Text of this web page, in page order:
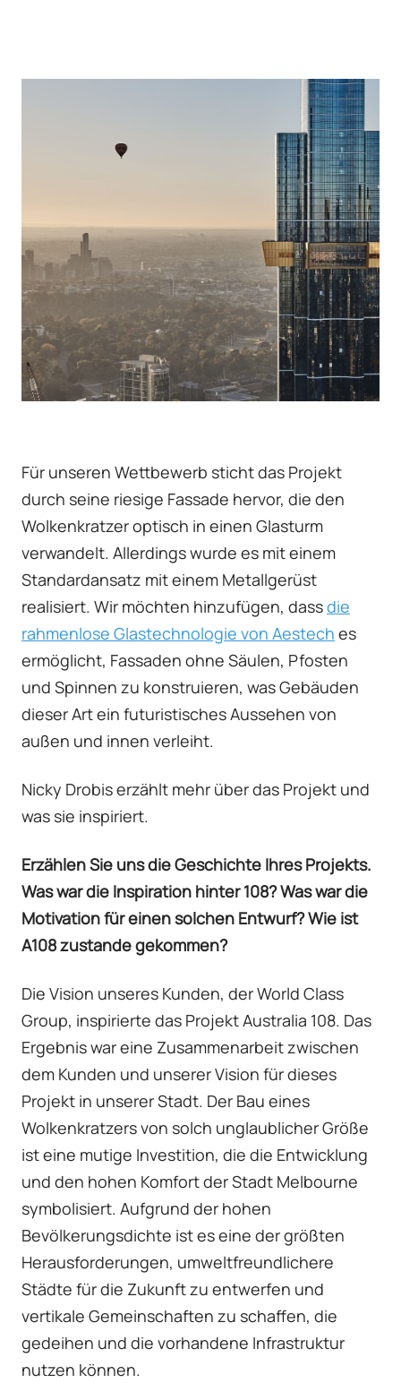
Für unseren Wettbewerb sticht das Projekt
durch seine riesige Fassade hervor, die den
Wolkenkratzer optisch in einen Glasturm
verwandelt. Allerdings wurde es mit einem
Standardansatz mit einem Metallgerüst
realisiert. Wir möchten hinzufügen, dassdie
rahmenlose Glastechnologie von Aestech es
ermöglicht, Fassaden ohne Säulen, Pfosten
und Spinnen zu konstruieren, was Gebäuden
dieser Art ein futuristisches Aussehen von
außen und innen verleiht.
Nicky Drobis erzählt mehr über das Projekt und
was sie inspiriert.
Erzählen Sie uns die Geschichte Ihres Projekts.
Was war die Inspiration hinter 108? Was war die
Motivation für einen solchen Entwurf? Wie ist
A108 zustande gekommen?
Die Vision unseres Kunden, der World Class
Group, inspirierte das Projekt Australia 108. Das
Ergebnis war eine Zusammenarbeit zwischen
dem Kunden und unserer Vision für dieses
Projekt in unserer Stadt. Der Bau eines
Wolkenkratzers von solch unglaublicher Größe
ist eine mutige Investition, die die Entwicklung
und den hohen Komfort der Stadt Melbourne
symbolisiert. Aufgrund der hohen
Bevölkerungsdichte ist es eine der größten
Herausforderungen, umweltfreundlichere
Städte für die Zukunft zu entwerfen und
vertikale Gemeinschaften zu schaffen, die
gedeihen und die vorhandene Infrastruktur
nutzen können.